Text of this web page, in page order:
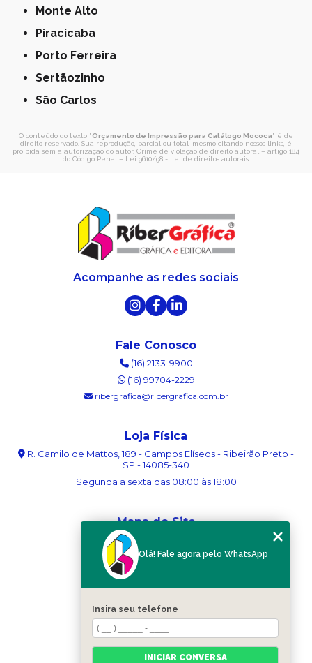
Monte Alto
Piracicaba
Porto Ferreira
Sertãozinho
São Carlos
O conteúdo do texto "Orçamento de Impressão para Catálogo Mococa" é de
direito reservado. Sua reprodução, parcial ou total, mesmo citando nossos links, é
proibida sem a autorização do autor. Crime de violação de direito autoral – artigo 184
do Código Penal – Lei 9610/98 - Lei de direitos autorais.
Acompanhe as redes sociais
Fale Conosco
(16) 2133-9900
(16) 99704-2229
ribergrafica@ribergrafica.com.br
Loja Física
R. Camilo de Mattos, 189 - Campos Elíseos - Ribeirão Preto -
SP - 14085-340
Segunda a sexta das 08:00 às 18:00
Mapa do Site
Sobre nós
Blog
Categorias
Mapa do site
Olá! Fale agora pelo WhatsApp
Insira seu telefone
INICIAR CONVERSA